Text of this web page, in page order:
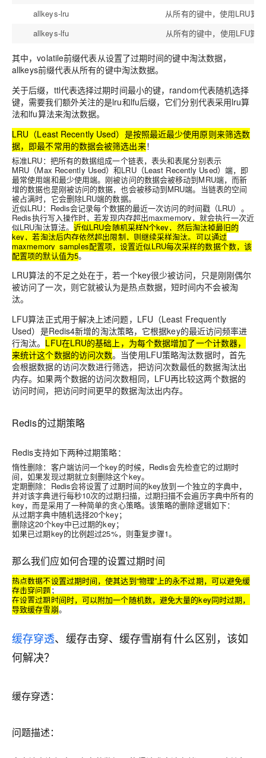
allkeys-lru
从所有的键中，使用LRU算
allkeys-lfu
从所有的键中，使用LFU算
其中，volatile前缀代表从设置了过期时间的键中淘汰数据，
allkeys前缀代表从所有的键中淘汰数据。
关于后缀，ttl代表选择过期时间最小的键，random代表随机选择
键，需要我们额外关注的是lru和lfu后缀，它们分别代表采用lru算
法和lfu算法来淘汰数据。
LRU（Least Recently Used）是按照最近最少使用原则来筛选数
据，即最不常用的数据会被筛选出来！
标准LRU：把所有的数据组成一个链表，表头和表尾分别表示
MRU（Max Recently Used）和LRU（Least Recently Used）端，即
最常使用端和最少使用端。刚被访问的数据会被移动到MRU端，而新
增的数据也是刚被访问的数据，也会被移动到MRU端。当链表的空间
被占满时，它会删除LRU端的数据。
近似LRU：Redis会记录每个数据的最近一次访问的时间戳（LRU）。
Redis执行写入操作时，若发现内存超出maxmemory，就会执行一次近
似LRU淘汰算法。 近似LRU会随机采样N个key，然后淘汰掉最旧的
key，若淘汰后内存依然超出限制，则继续采样淘汰。可以通过
maxmemory_samples配置项，设置近似LRU每次采样的数据个数，该
配置项的默认值为5。
LRU算法的不足之处在于，若一个key很少被访问，只是刚刚偶尔
被访问了一次，则它就被认为是热点数据，短时间内不会被淘
汰。
LFU算法正式用于解决上述问题，LFU（Least Frequently
Used）是Redis4新增的淘汰策略，它根据key的最近访问频率进
行淘汰。 LFU在LRU的基础上，为每个数据增加了一个计数器，
来统计这个数据的访问次数。 当使用LFU策略淘汰数据时，首先
会根据数据的访问次数进行筛选，把访问次数最低的数据淘汰出
内存。如果两个数据的访问次数相同，LFU再比较这两个数据的
访问时间，把访问时间更早的数据淘汰出内存。
Redis的过期策略
Redis支持如下两种过期策略：
惰性删除：客户端访问一个key的时候，Redis会先检查它的过期时
间，如果发现过期就立刻删除这个key。
定期删除：Redis会将设置了过期时间的key放到一个独立的字典中，
并对该字典进行每秒10次的过期扫描，过期扫描不会遍历字典中所有的
key，而是采用了一种简单的贪心策略。该策略的删除逻辑如下：
从过期字典中随机选择20个key；
删除这20个key中已过期的key；
如果已过期key的比例超过25%，则重复步骤1。
那么我们应如何合理的设置过期时间
热点数据不设置过期时间，使其达到“物理”上的永不过期，可以避免缓
存击穿问题；
在设置过期时间时，可以附加一个随机数，避免大量的key同时过期，
导致缓存雪崩。
缓存穿透、缓存击穿、缓存雪崩有什么区别，该如
何解决？
缓存穿透：
问题描述：